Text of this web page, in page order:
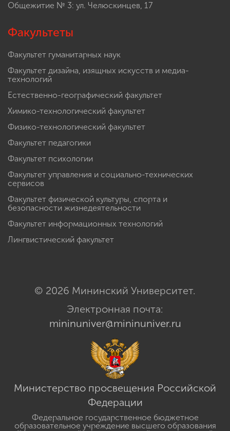
Общежитие № 3: ул. Челюскинцев, 17
Факультеты
Факультет гуманитарных наук
Факультет дизайна, изящных искусств и медиа-
технологий
Естественно-географический факультет
Химико-технологический факультет
Физико-технологический факультет
Факультет педагогики
Факультет психологии
Факультет управления и социально-технических
сервисов
Факультет физической культуры, спорта и
безопасности жизнедеятельности
Факультет информационных технологий
Лингвистический факультет
© 2026 Мининский Университет.
Электронная почта:
mininuniver@mininuniver.ru
Министерство просвещения Российской
Федерации
Федеральное государственное бюджетное
образовательное учреждение высшего образования